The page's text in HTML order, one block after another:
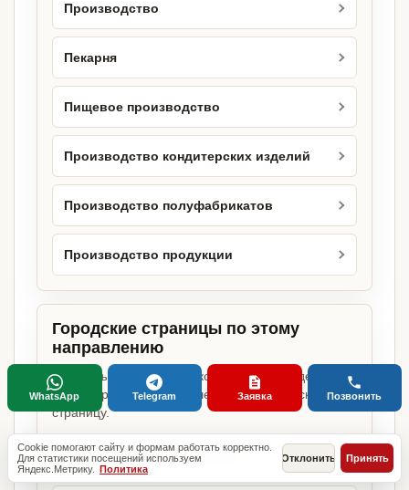
Производство
Пекарня
Пищевое производство
Производство кондитерских изделий
Производство полуфабрикатов
Производство продукции
Городские страницы по этому
направлению
Если объект работает в конкретном городе,
можно сразу открыть релевантную городскую
страницу.
Кондитерский цех в Москве
Cookie помогают сайту и формам работать корректно.
Для статистики посещений используем
Яндекс.Метрику. Политика
Отклонить Принять
WhatsApp Telegram Заявка Позвонить